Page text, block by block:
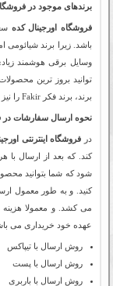
برندهای موجود در
فروشگاه اورجینال کده
باشد. زیرا برند
وسایل برقی هوشمند
توانید بروز ترین
برند، برند فکر Fakir را نیز موجود دارد.
نحوه ارسال سفارشات در
در فروشگاه اینترنتی
کند. که بعد از ارسال
شود که شما بتوانید
می کشد. و معمولا
عهده خود خریداری می
روش ارسال با تیپاکس
روش ارسال با پست
روش ارسال با باربری